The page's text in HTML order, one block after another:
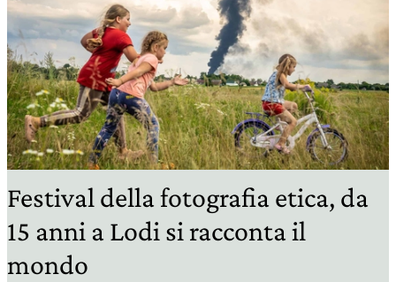
Festival della fotografia etica, da
15 anni a Lodi si racconta il
mondo